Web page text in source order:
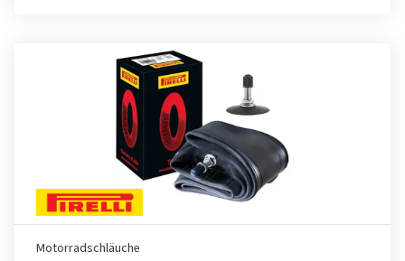
Motorradschläuche